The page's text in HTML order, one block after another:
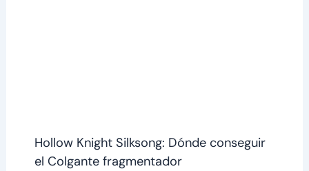
Hollow Knight Silksong: Dónde conseguir
el Colgante fragmentador